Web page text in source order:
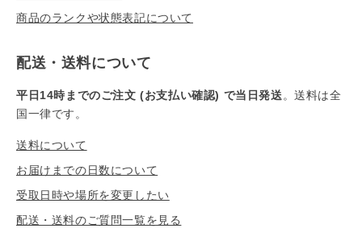
商品のランクや状態表記について
配送・送料について
平日14時までのご注文 (お支払い確認) で当日発送。送料は全
国一律です。
送料について
お届けまでの日数について
受取日時や場所を変更したい
配送・送料のご質問一覧を見る